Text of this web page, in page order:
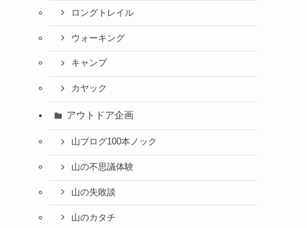
ロングトレイル
ウォーキング
キャンプ
カヤック
アウトドア企画
山ブログ100本ノック
山の不思議体験
山の失敗談
山のカタチ